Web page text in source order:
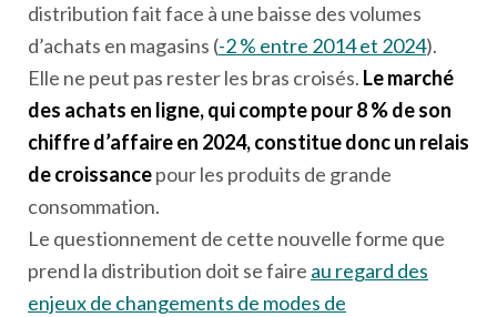
distribution fait face à une baisse des volumes
d’achats en magasins (-2 % entre 2014 et 2024).
Elle ne peut pas rester les bras croisés. Le marché
des achats en ligne, qui compte pour 8 % de son
chiffre d’affaire en 2024, constitue donc un relais
de croissancepour les produits de grande
consommation.
Le questionnement de cette nouvelle forme que
prend la distribution doit se faire au regard des
enjeux de changements de modes de